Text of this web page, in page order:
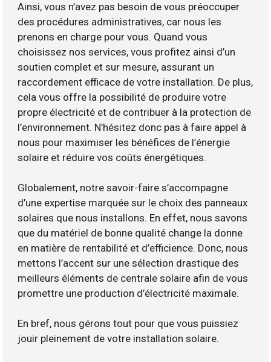
Ainsi, vous n’avez pas besoin de vous préoccuper
des procédures administratives, car nous les
prenons en charge pour vous. Quand vous
choisissez nos services, vous profitez ainsi d’un
soutien complet et sur mesure, assurant un
raccordement efficace de votre installation. De plus,
cela vous offre la possibilité de produire votre
propre électricité et de contribuer à la protection de
l’environnement. N’hésitez donc pas à faire appel à
nous pour maximiser les bénéfices de l’énergie
solaire et réduire vos coûts énergétiques.
Globalement, notre savoir-faire s’accompagne
d’une expertise marquée sur le choix des panneaux
solaires que nous installons. En effet, nous savons
que du matériel de bonne qualité change la donne
en matière de rentabilité et d’efficience. Donc, nous
mettons l’accent sur une sélection drastique des
meilleurs éléments de centrale solaire afin de vous
promettre une production d’électricité maximale.
En bref, nous gérons tout pour que vous puissiez
jouir pleinement de votre installation solaire.